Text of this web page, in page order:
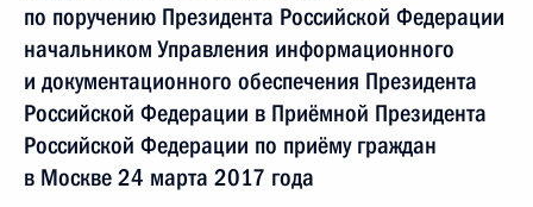
по поручению Президента Российской Федерации
начальником Управления информационного
и документационного обеспечения Президента
Российской Федерации в Приёмной Президента
Российской Федерации по приёму граждан
в Москве 24 марта 2017 года